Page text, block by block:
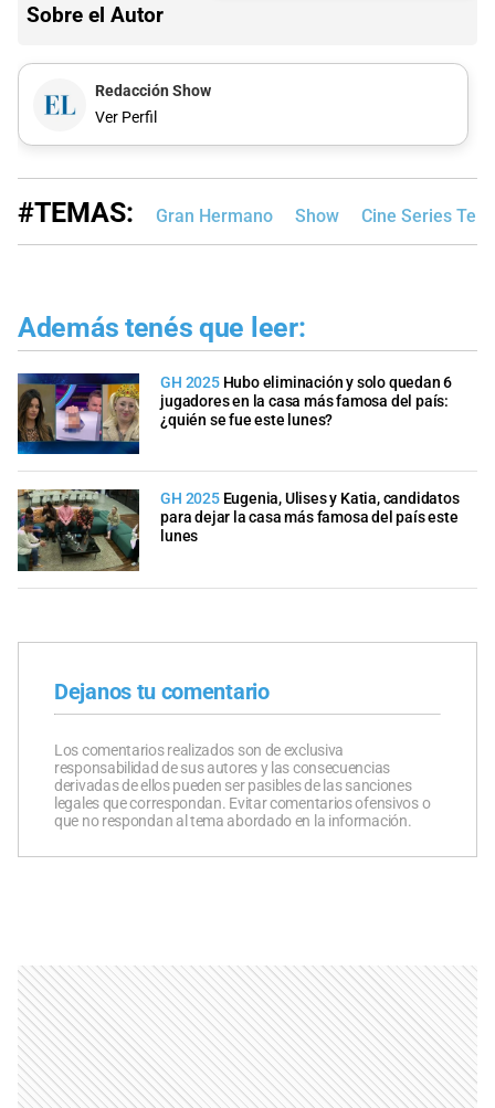
Sobre el Autor
Redacción Show
Ver Perfil
#TEMAS: Gran Hermano Show Cine Series
Además tenés que leer:
GH 2025 Hubo eliminación y solo quedan 6
jugadores en la casa más famosa del país:
¿quién se fue este lunes?
GH 2025 Eugenia, Ulises y Katia, candidatos
para dejar la casa más famosa del país este
lunes
Dejanos tu comentario
Los comentarios realizados son de exclusiva
responsabilidad de sus autores y las consecuencias
derivadas de ellos pueden ser pasibles de las sanciones
legales que correspondan. Evitar comentarios ofensivos o
que no respondan al tema abordado en la información.